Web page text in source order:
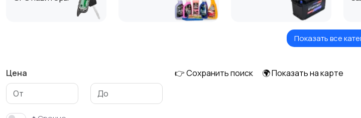
Видео аудиосистемы
Материалы для авто,
шумоизоляции
Автоэлектро
Показать все
Цена 👉 Сохранить поиск 🌍 Показать на карте